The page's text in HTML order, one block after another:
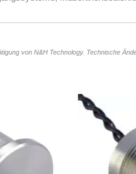
von N&H Technology. Technische